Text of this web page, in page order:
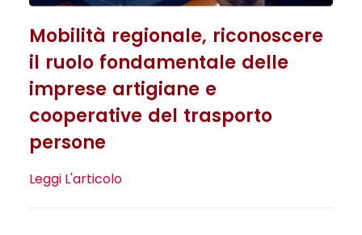
Mobilità regionale, riconoscere
il ruolo fondamentale delle
imprese artigiane e
cooperative del trasporto
persone
Leggi L'articolo